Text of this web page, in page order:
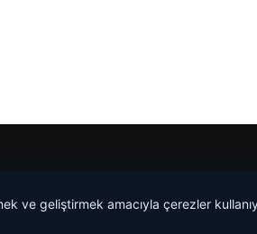
ve geliştirmek amacıyla çerezler